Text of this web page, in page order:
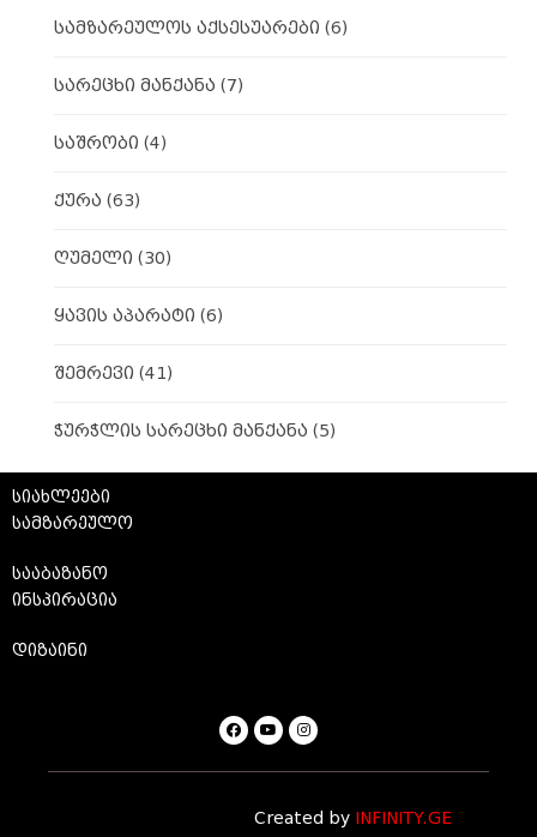
სამზარეულოს აქსესუარები (6)
სარეცხი მანქანა (7)
საშრობი (4)
ქურა (63)
ღუმელი (30)
ყავის აპარატი (6)
შემრევი (41)
ჭურჭლის სარეცხი მანქანა (5)
სიახლეები
სამზარეულო
სააბაზანო
ინსპირაცია
დიზაინი
Created by INFINITY.GE